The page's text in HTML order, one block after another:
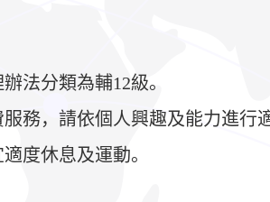
法分類為輔12級。
務，請依個人興趣及能力進行
度休息及運動。